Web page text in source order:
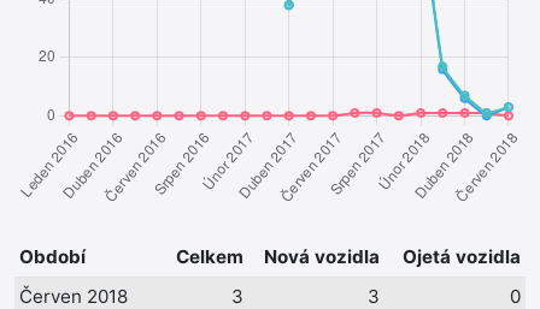
Období Celkem Nová vozidla
Ojetá vozidla
Červen 2018
3 3
0